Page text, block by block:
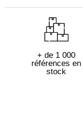
+ de 1 000
références en
stock